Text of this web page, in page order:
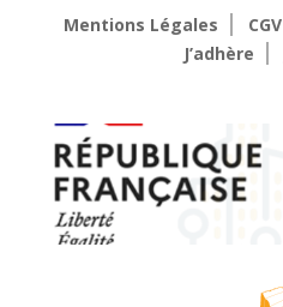
Mentions Légales CGV
J’adhère